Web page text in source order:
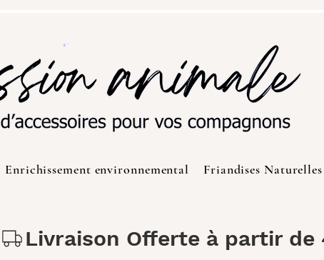
Enrichissement environnemental Friandises Naturelles